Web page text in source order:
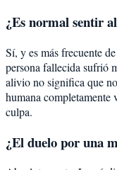
¿Es normal sentir
Sí, y es más frecuente
persona fallecida sufrió
alivio no significa que
humana completamente
culpa.
¿El duelo por una